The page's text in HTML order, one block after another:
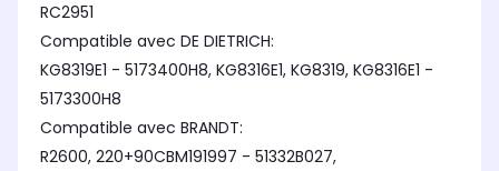
RC2951
Compatible avec DE DIETRICH:
KG8319E1 - 5173400H8, KG8316E1, KG8319, KG8316E1 -
5173300H8
Compatible avec BRANDT:
R2600, 220+90CBM191997 - 51332B027,